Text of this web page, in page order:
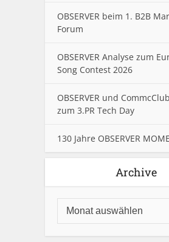
OBSERVER beim 1. B2B
Forum
OBSERVER Analyse zum
Song Contest 2026
OBSERVER und
zum 3.PR Tech Day
130 Jahre OBSERVER
Archive